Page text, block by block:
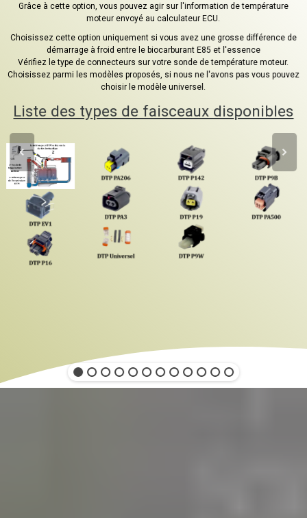
Grâce à cette option, vous pouvez agir sur l'information de température
moteur envoyé au calculateur ECU.
Choisissez cette option uniquement si vous avez une grosse différence de
démarrage à froid entre le biocarburant E85 et l'essence
Vérifiez le type de connecteurs sur votre sonde de température moteur.
Choisissez parmi les modèles proposés, si nous ne l'avons pas vous pouvez
choisir le modèle universel.
Liste des types de faisceaux disponibles